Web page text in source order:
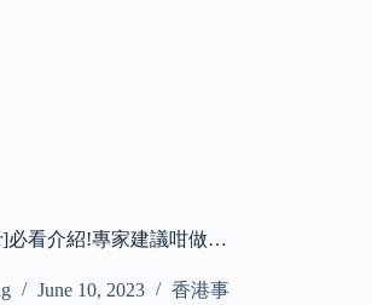
必看介紹!專家建議咁做…
June 10, 2023 香港事